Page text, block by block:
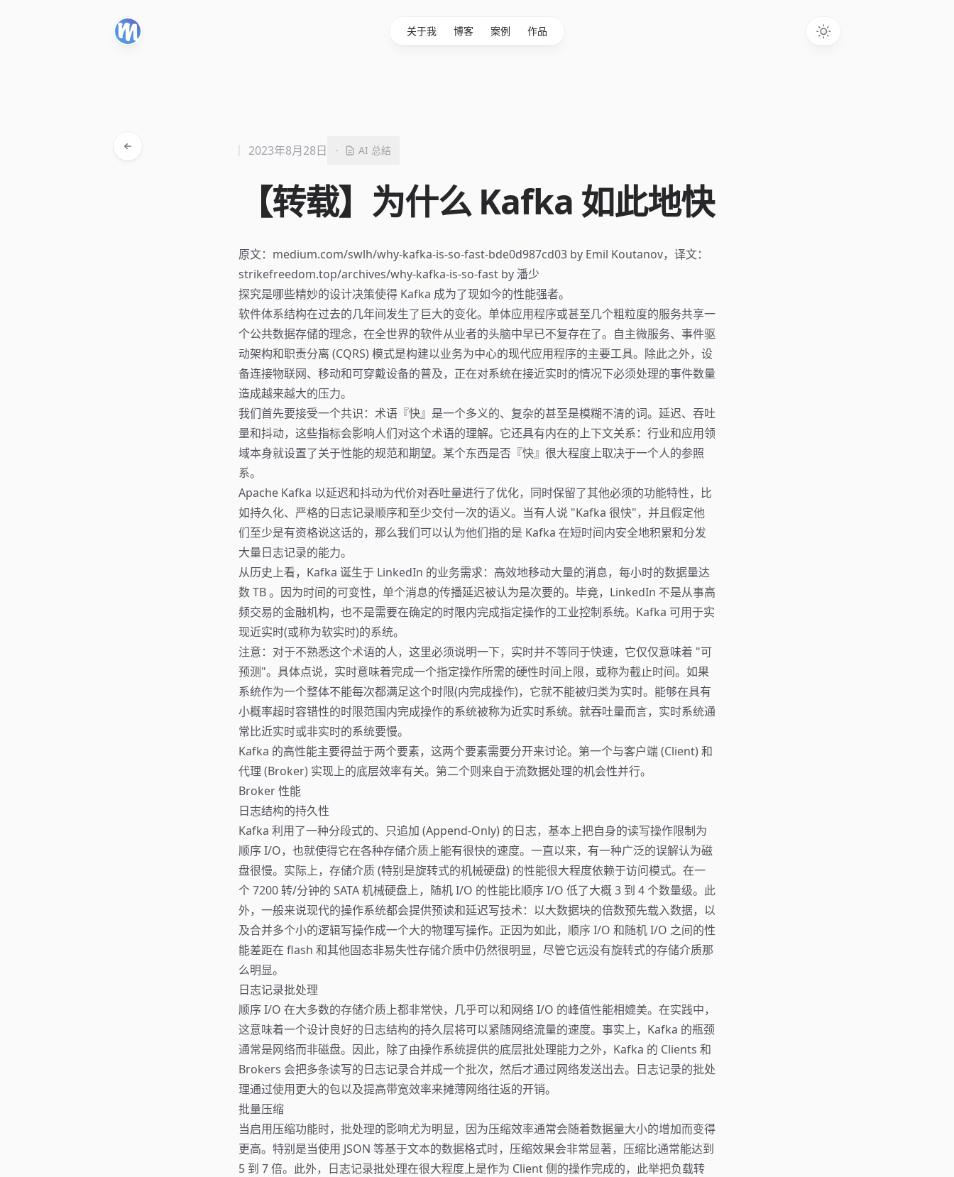
关于我 博客 案例 作品
【转载】为什么 Kafka 如此地快
2023年8月28日 · AI 总结
原文：medium.com/swlh/why-kafka-is-so-fast-bde0d987cd03 by Emil Koutanov，译文：
strikefreedom.top/archives/why-kafka-is-so-fast by 潘少
探究是哪些精妙的设计决策使得 Kafka 成为了现如今的性能强者。
软件体系结构在过去的几年间发生了巨大的变化。单体应用程序或甚至几个粗粒度的服务共享一
个公共数据存储的理念，在全世界的软件从业者的头脑中早已不复存在了。自主微服务、事件驱
动架构和职责分离 (CQRS) 模式是构建以业务为中心的现代应用程序的主要工具。除此之外，设
备连接物联网、移动和可穿戴设备的普及，正在对系统在接近实时的情况下必须处理的事件数量
造成越来越大的压力。
我们首先要接受一个共识：术语『快』是一个多义的、复杂的甚至是模糊不清的词。延迟、吞吐
量和抖动，这些指标会影响人们对这个术语的理解。它还具有内在的上下文关系：行业和应用领
域本身就设置了关于性能的规范和期望。某个东西是否『快』很大程度上取决于一个人的参照
系。
Apache Kafka 以延迟和抖动为代价对吞吐量进行了优化，同时保留了其他必须的功能特性，比
如持久化、严格的日志记录顺序和至少交付一次的语义。当有人说 "Kafka 很快"，并且假定他
们至少是有资格说这话的，那么我们可以认为他们指的是 Kafka 在短时间内安全地积累和分发
大量日志记录的能力。
从历史上看，Kafka 诞生于 LinkedIn 的业务需求：高效地移动大量的消息，每小时的数据量达
数 TB 。因为时间的可变性，单个消息的传播延迟被认为是次要的。毕竟，LinkedIn 不是从事高
频交易的金融机构，也不是需要在确定的时限内完成指定操作的工业控制系统。Kafka 可用于实
现近实时(或称为软实时)的系统。
注意：对于不熟悉这个术语的人，这里必须说明一下，实时并不等同于快速，它仅仅意味着 "可
预测"。具体点说，实时意味着完成一个指定操作所需的硬性时间上限，或称为截止时间。如果
系统作为一个整体不能每次都满足这个时限(内完成操作)，它就不能被归类为实时。能够在具有
小概率超时容错性的时限范围内完成操作的系统被称为近实时系统。就吞吐量而言，实时系统通
常比近实时或非实时的系统要慢。
Kafka 的高性能主要得益于两个要素，这两个要素需要分开来讨论。第一个与客户端 (Client) 和
代理 (Broker) 实现上的底层效率有关。第二个则来自于流数据处理的机会性并行。
Broker 性能
日志结构的持久性
Kafka 利用了一种分段式的、只追加 (Append-Only) 的日志，基本上把自身的读写操作限制为
顺序 I/O，也就使得它在各种存储介质上能有很快的速度。一直以来，有一种广泛的误解认为磁
盘很慢。实际上，存储介质 (特别是旋转式的机械硬盘) 的性能很大程度依赖于访问模式。在一
个 7200 转/分钟的 SATA 机械硬盘上，随机 I/O 的性能比顺序 I/O 低了大概 3 到 4 个数量级。此
外，一般来说现代的操作系统都会提供预读和延迟写技术：以大数据块的倍数预先载入数据，以
及合并多个小的逻辑写操作成一个大的物理写操作。正因为如此，顺序 I/O 和随机 I/O 之间的性
能差距在 flash 和其他固态非易失性存储介质中仍然很明显，尽管它远没有旋转式的存储介质那
么明显。
日志记录批处理
顺序 I/O 在大多数的存储介质上都非常快，几乎可以和网络 I/O 的峰值性能相媲美。在实践中，
这意味着一个设计良好的日志结构的持久层将可以紧随网络流量的速度。事实上，Kafka 的瓶颈
通常是网络而非磁盘。因此，除了由操作系统提供的底层批处理能力之外，Kafka 的 Clients 和
Brokers 会把多条读写的日志记录合并成一个批次，然后才通过网络发送出去。日志记录的批处
理通过使用更大的包以及提高带宽效率来摊薄网络往返的开销。
批量压缩
当启用压缩功能时，批处理的影响尤为明显，因为压缩效率通常会随着数据量大小的增加而变得
更高。特别是当使用 JSON 等基于文本的数据格式时，压缩效果会非常显著，压缩比通常能达到
5 到 7 倍。此外，日志记录批处理在很大程度上是作为 Client 侧的操作完成的，此举把负载转